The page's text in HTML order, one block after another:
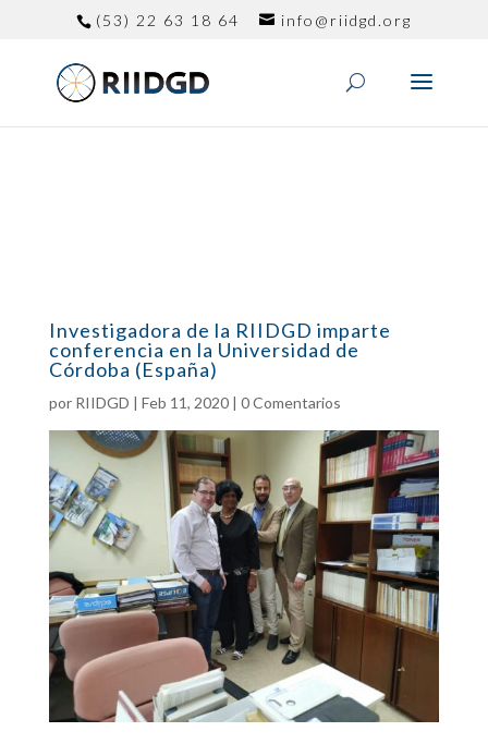
(53) 22 63 18 64 info@riidgd.org
Investigadora de la RIIDGD imparte
conferencia en la Universidad de
Córdoba (España)
por RIIDGD | Feb 11, 2020| 0 Comentarios